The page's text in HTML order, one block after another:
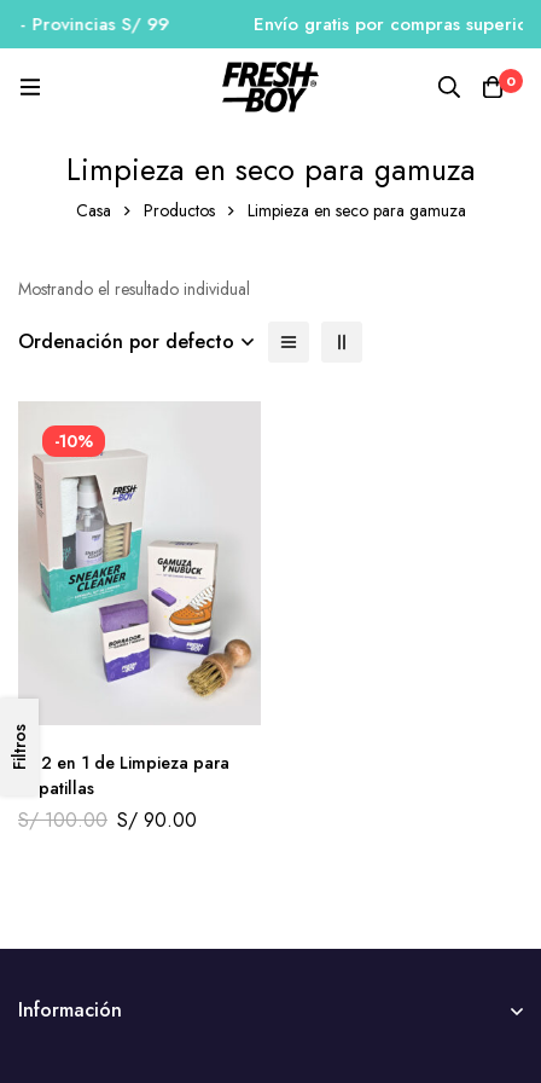
- Provincias S/ 99 Envío gratis por compras
0
Limpieza en seco para gamuza
Casa Productos Limpieza en seco para gamuza
Filtros
Mostrando el resultado individual
Ordenación por defecto
-10%
Kit 2 en 1 de Limpieza para
Zapatillas
S/100.00 S/ 90.00
Información